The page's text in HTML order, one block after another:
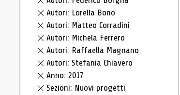
Autori: Lorella Bono
Autori: Matteo Corradini
Autori: Michela Ferrero
Autori: Raffaella Magnano
Autori: Stefania Chiavero
Anno: 2017
Sezioni: Nuovi progetti